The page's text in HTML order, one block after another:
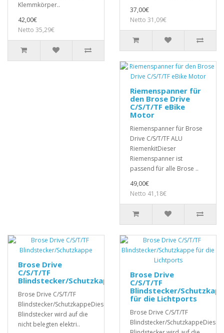
Klemmkörper..
42,00€
Netto 35,29€
37,00€
Netto 31,09€
Riemenspanner für
den Brose Drive
C/S/T/TF eBike
Motor
Riemenspanner für Brose
Drive C/S/T/TF ALU
RiemenkitDieser
Riemenspanner ist
passend für alle Brose ..
49,00€
Netto 41,18€
Brose Drive
C/S/T/TF
Blindstecker/Schutzkappe
Brose Drive C/S/T/TF
Blindstecker/SchutzkappeDieser
Blindstecker wird auf die
nicht belegten elektri..
Brose Drive
C/S/T/TF
Blindstecker/
für die Lichtports
Brose Drive C/S/T/TF
Blindstecker/SchutzkappeDieser